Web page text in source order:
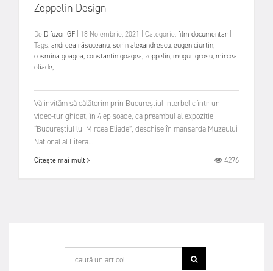
Zeppelin Design
De Difuzor GF 18 Noiembrie, 2021 Categorie:film documentar
Tags:andreea răsuceanu,sorin alexandrescu,eugen ciurtin,
cosmina goagea,constantin goagea,zeppelin,mugur grosu,mircea
eliade,
Vă invităm să călătorim prin Bucureștiul interbelic într-un
video-tur ghidat, în 4 episoade, ca preambul al expoziției
“Bucureștiul lui Mircea Eliade”, deschise în mansarda Muzeului
Național al Litera...
Citește mai mult 4276